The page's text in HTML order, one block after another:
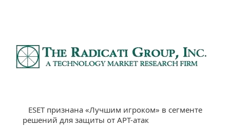
ESET признана «Лучшим игроком» в сегменте
решений для защиты от APT-атак